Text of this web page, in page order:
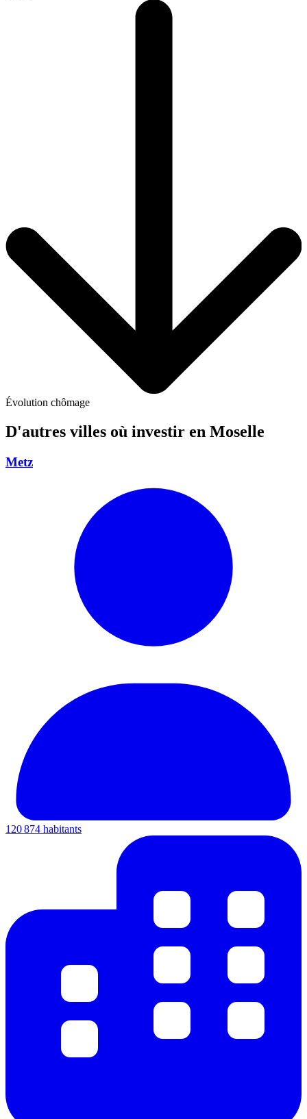
Évolution chômage
D'autres villes où investir en Moselle
Metz
120 874 habitants